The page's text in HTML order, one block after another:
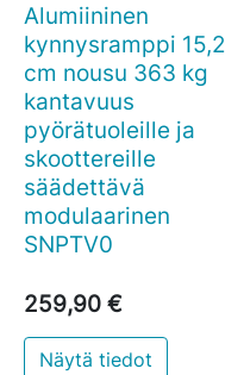
Alumiininen
kynnysramppi 15,2
cm nousu 363 kg
kantavuus
pyörätuoleille ja
skoottereille
säädettävä
modulaarinen
SNPTV0
259,90 €
Näytä tiedot